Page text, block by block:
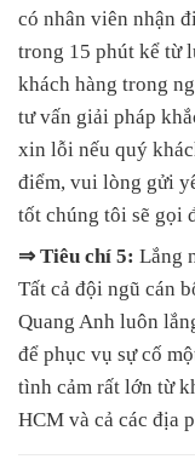
có nhân viên nhận
trong 15 phút kể từ
khách hàng trong
tư vấn giải pháp
xin lỗi nếu quý
điểm, vui lòng gửi
tốt chúng tôi sẽ gọi
⇒ Tiêu chí 5: Lắng
Tất cả đội ngũ cán
Quang Anh luôn
để phục vụ sự cố
tình cảm rất lớn từ
HCM và cả các địa